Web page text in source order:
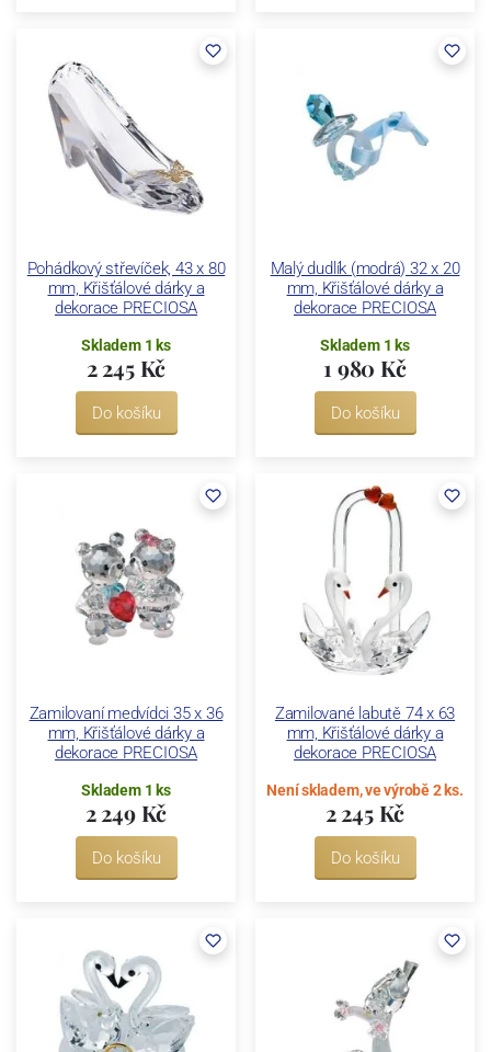
Pohádkový střevíček, 43 x 80
mm, Křišťálové dárky a
dekorace PRECIOSA
Skladem 1 ks
2 245 Kč
Do košíku
Malý dudlík (modrá) 32 x 20
mm, Křišťálové dárky a
dekorace PRECIOSA
Skladem 1 ks
1 980 Kč
Do košíku
Zamilovaní medvídci 35 x 36
mm, Křišťálové dárky a
dekorace PRECIOSA
Skladem 1 ks
2 249 Kč
Do košíku
Zamilované labutě 74 x 63
mm, Křišťálové dárky a
dekorace PRECIOSA
Není skladem, ve výrobě 2 ks.
2 245 Kč
Do košíku